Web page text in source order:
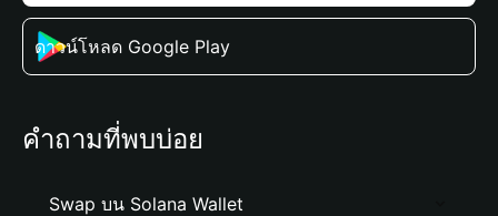
ดาวน์โหลด Google Play
คำถามที่พบบ่อย
Swap บน Solana Wallet